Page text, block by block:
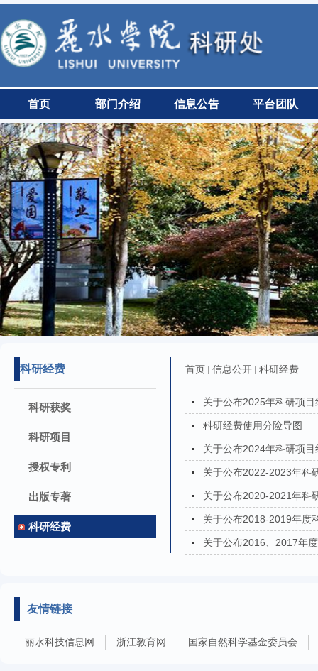
首页 部门介绍 信息公告 平台团队
科研经费
科研获奖
科研项目
授权专利
出版专著
科研经费
首页 信息公开 科研经费
关于公布2025年科研项
科研经费使用分险导图
关于公布2024年科研项
关于公布2022-2023年科
关于公布2020-2021年科
关于公布2018-2019年度
关于公布2016、2017年
友情链接
丽水科技信息网 浙江教育网 国家自然科学基金委员会